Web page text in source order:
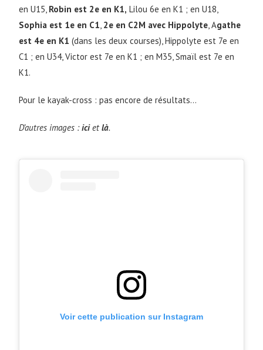
en U15, Robin est 2e en K1, Lilou 6e en K1 ; en U18,
Sophia est 1e en C1, 2e en C2M avec Hippolyte, Agathe
est 4e en K1 (dans les deux courses), Hippolyte est 7e en
C1 ; en U34, Victor est 7e en K1 ; en M35, Smaïl est 7e en
K1.
Pour le kayak-cross : pas encore de résultats…
D’autres images :icietlà.
Voir cette publication sur Instagram